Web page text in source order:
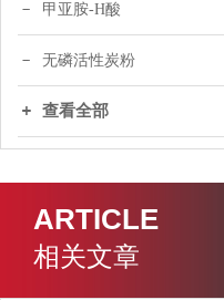
甲亚胺-H酸
无磷活性炭粉
查看全部
ARTICLE
相关文章